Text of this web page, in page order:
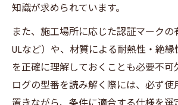
知識が求められています。
また、施工場所に応じた認証マークの有
ULなど）や、材質による耐熱性・絶
を正確に理解しておくことも必要不可
ログの型番を読み解く際には、必ず使